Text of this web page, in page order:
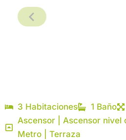
3 Habitaciones 1 Baño
Ascensor | Ascensor nivel
Metro | Terraza